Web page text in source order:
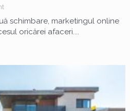
schimbare, marketingul online
oricărei afaceri....